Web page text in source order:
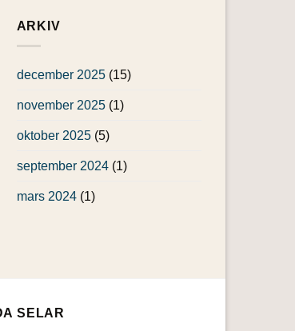
ARKIV
december 2025(15)
november 2025(1)
oktober 2025(5)
september 2024(1)
mars 2024(1)
SELAR